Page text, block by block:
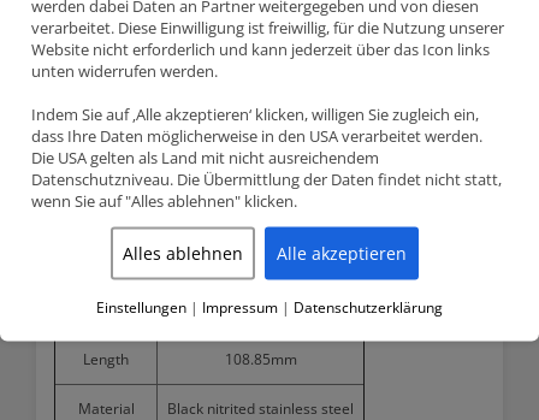
Teilenummer HIVN-1020F (Flat STD)
Supertech schwarz nitriert Einlassventil
Honda – 2.0 2.4 (K20, K24)
Product detailed specification
Model number HIVN-1020F
Head diameter 35.00mm
Stem diameter 5.48mm
Length 108.85mm
Material Black nitrited stainless steel
werden dabei Daten an Partner weitergegeben und von diesen
verarbeitet. Diese Einwilligung ist freiwillig, für die Nutzung unserer
Website nicht erforderlich und kann jederzeit über das Icon links
unten widerrufen werden.
Indem Sie auf ‚Alle akzeptieren‘ klicken, willigen Sie zugleich ein,
dass Ihre Daten möglicherweise in den USA verarbeitet werden.
Die USA gelten als Land mit nicht ausreichendem
Datenschutzniveau. Die Übermittlung der Daten findet nicht statt,
wenn Sie auf "Alles ablehnen" klicken.
Alles ablehnen Alle akzeptieren
Einstellungen | Impressum | Datenschutzerklärung